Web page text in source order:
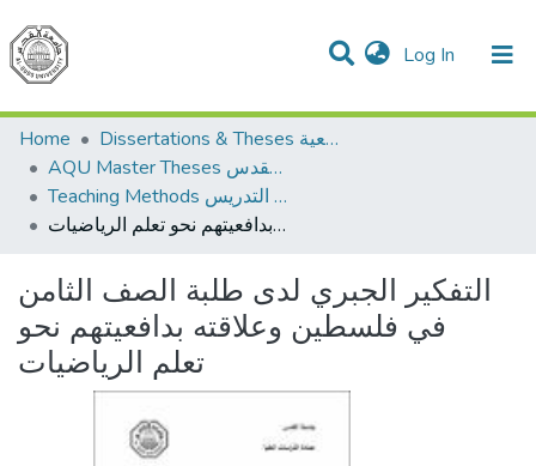
Log In (current)
Communities & Collections
All of DSpace
Home
Dissertations & Theses الرسائل الجامعية
AQU Master Theses الرسائل الجامعية الخاصة بجامعة القدس
Teaching Methods أساليب التدريس
التفكير الجبري لدى طلبة الصف الثامن في فلسطين وعلاقته بدافعيتهم نحو تعلم الرياضيات
التفكير الجبري لدى طلبة الصف الثامن
في فلسطين وعلاقته بدافعيتهم نحو
تعلم الرياضيات